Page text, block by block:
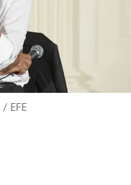
/ EFE